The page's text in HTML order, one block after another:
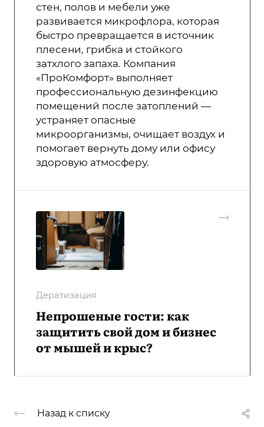
стен, полов и мебели уже
развивается микрофлора, которая
быстро превращается в источник
плесени, грибка и стойкого
затхлого запаха. Компания
«ПроКомфорт» выполняет
профессиональную дезинфекцию
помещений после затоплений —
устраняет опасные
микроорганизмы, очищает воздух и
помогает вернуть дому или офису
здоровую атмосферу.
Дератизация
Непрошеные гости: как
защитить свой дом и бизнес
от мышей и крыс?
Назад к списку